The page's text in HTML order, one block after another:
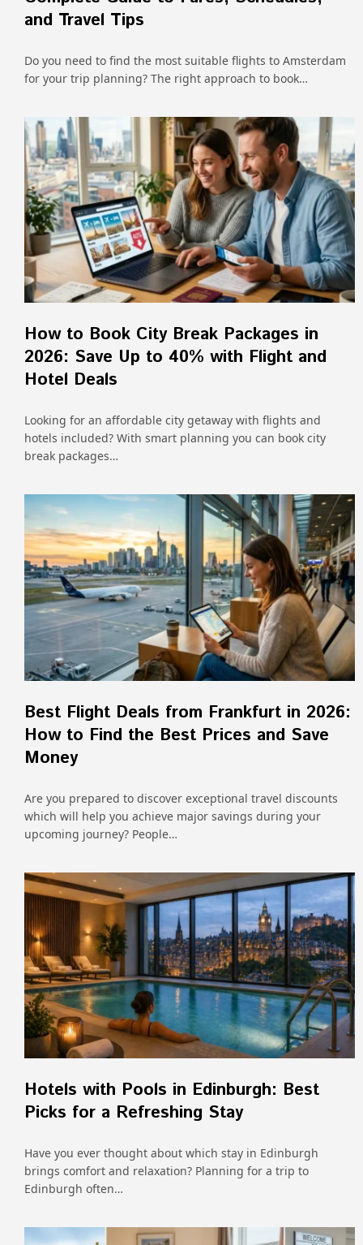
and Travel Tips
Do you need to find the most suitable flights to Amsterdam
for your trip planning? The right approach to book…
How to Book City Break Packages in
2026: Save Up to 40% with Flight and
Hotel Deals
Looking for an affordable city getaway with flights and
hotels included? With smart planning you can book city
break packages…
Best Flight Deals from Frankfurt in 2026:
How to Find the Best Prices and Save
Money
Are you prepared to discover exceptional travel discounts
which will help you achieve major savings during your
upcoming journey? People…
Hotels with Pools in Edinburgh: Best
Picks for a Refreshing Stay
Have you ever thought about which stay in Edinburgh
brings comfort and relaxation? Planning for a trip to
Edinburgh often…